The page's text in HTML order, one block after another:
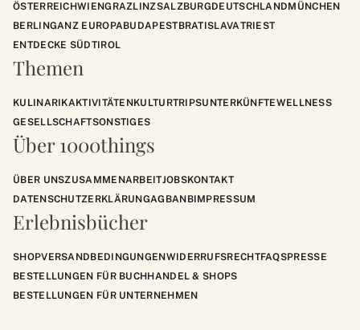
ÖSTERREICHWIENGRAZLINZSALZBURGDEUTSCHLANDMÜNCHEN
BERLINGANZ EUROPABUDAPESTBRATISLAVATRIEST
ENTDECKE SÜDTIROL
Themen
KULINARIKAKTIVITÄTENKULTURTRIPSUNTERKÜNFTEWELLNESS
GESELLSCHAFTSONSTIGES
Über 1000things
ÜBER UNSZUSAMMENARBEITJOBSKONTAKT
DATENSCHUTZERKLÄRUNGAGBANBIMPRESSUM
Erlebnisbücher
SHOPVERSANDBEDINGUNGENWIDERRUFSRECHTFAQSPRESSE
BESTELLUNGEN FÜR BUCHHANDEL & SHOPS
BESTELLUNGEN FÜR UNTERNEHMEN